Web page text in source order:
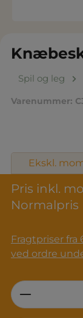
Spil og leg
Varenummer:
Pris inkl.
Normalpris
Fragtpriser fra 62 kr.
ved ordre
Ekskl.
Product